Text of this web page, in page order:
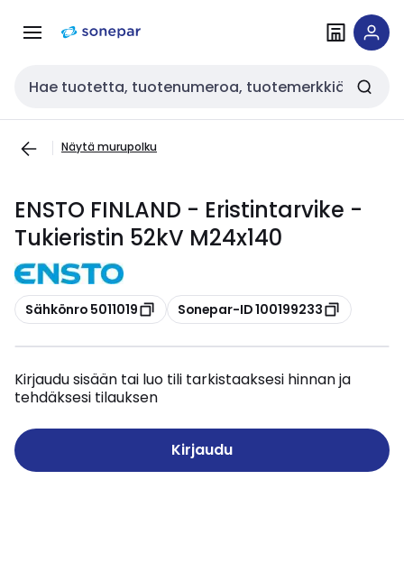
navigointiinsisältöön
Haku
Näytä murupolku
ENSTO FINLAND - Eristintarvike -
Tukieristin 52kV M24x140
Kopioi
Sähkönro 5011019 Kopioi
Sonepar-ID 100199233
Kirjaudu sisään tai luo tili tarkistaaksesi hinnan ja
tehdäksesi tilauksen
Kirjaudu